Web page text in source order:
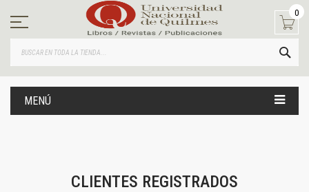
contenido
0
MENÚ
CLIENTES REGISTRADOS